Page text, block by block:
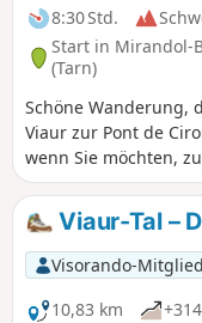
8:30 Std.
Start in Mirandol-
(Tarn)
Schöne Wanderung,
Viaur zur Pont de
wenn Sie möchten,
gehen, das die
Abschluss halten wir
bevor wir zum Auto
Moderators Der Weg ist aufgrund von Steinschlaggefahr
durch einen
Weiteresgesperrt,
Viaur-Tal –
Visorando-Mitglied
10,83 km